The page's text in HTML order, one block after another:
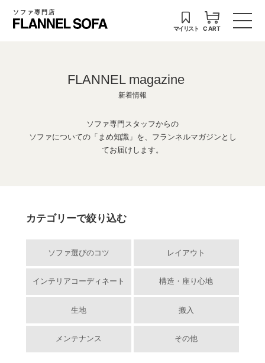
ソファ専門店
マイリスト CART
FLANNEL magazine
新着情報
ソファ専門スタッフからの
ソファについての「まめ知識」を、フランネルマガジンとし
てお届けします。
カテゴリーで絞り込む
ソファ選びのコツ レイアウト
インテリアコーディネート 構造・座り心地
生地 搬入
メンテナンス その他